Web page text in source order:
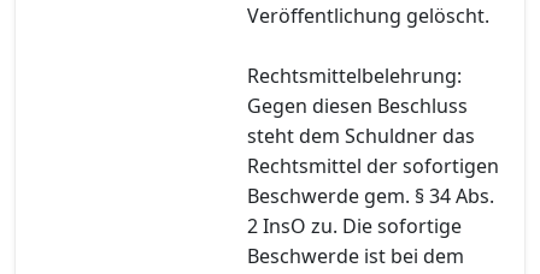
Veröffentlichung gelöscht.
Rechtsmittelbelehrung:
Gegen diesen Beschluss
steht dem Schuldner das
Rechtsmittel der sofortigen
Beschwerde gem. § 34 Abs.
2 InsO zu. Die sofortige
Beschwerde ist bei dem